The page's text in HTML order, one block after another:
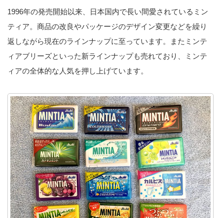
1996年の発売開始以来、日本国内で長い間愛されているミン
ティア。商品の改良やパッケージのデザイン変更などを繰り
返しながら現在のラインナップに至っています。またミンテ
ィアブリーズといった新ラインナップも売れており、ミンテ
ィアの全体的な人気を押し上げています。